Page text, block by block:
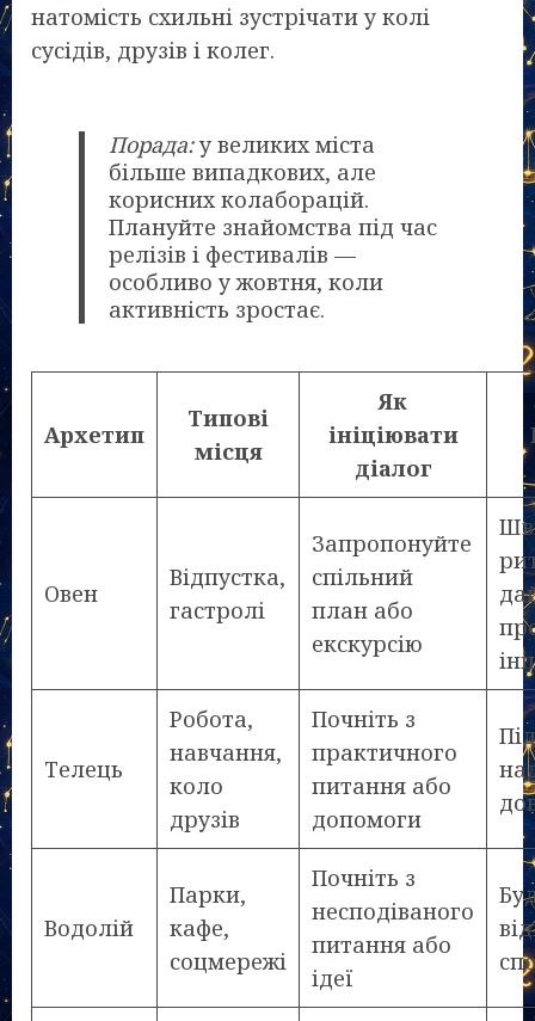
натомість схильні зустрічати у колі
сусідів, друзів і колег.
Порада:у великих міста
більше випадкових, але
корисних колаборацій.
Плануйте знайомства під час
релізів і фестивалів —
особливо у жовтня, коли
активність зростає.
Архетип
Типові
місця
Як
ініціювати
діалог
Овен
Відпустка,
гастролі
Запропонуйте
спільний
план або
екскурсію
Телець
Робота,
навчання,
коло
друзів
Почніть з
практичного
питання або
допомоги
Водолій
Парки,
кафе,
соцмережі
Почніть з
несподіваного
питання або
ідеї